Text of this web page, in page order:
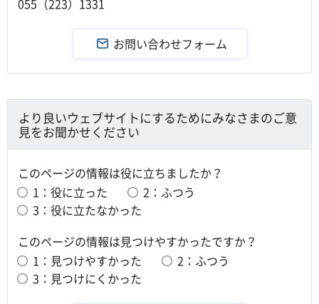
055（223）1331
より良いウェブサイトにするためにみなさまのご意
見をお聞かせください
このページの情報は役に立ちましたか？
1：役に立った
2：ふつう
3：役に立たなかった
このページの情報は見つけやすかったですか？
1：見つけやすかった
2：ふつう
3：見つけにくかった